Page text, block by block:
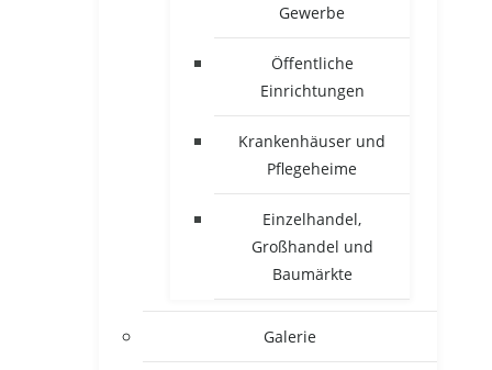
Gewerbe
Öffentliche
Einrichtungen
Krankenhäuser und
Pflegeheime
Einzelhandel,
Großhandel und
Baumärkte
Galerie